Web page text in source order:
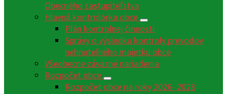
Obecného zastupiteľstva
Hlavná kontrolórka obce
Plán kontrolnej činnosti
Správy o výsledku kontroly prevodov
nehnuteľného majetku obce
Všeobecne záväzné nariadenia
Rozpočet obce
Rozpočet obce na roky 2026- 2028